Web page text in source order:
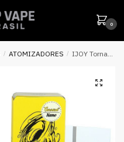
0
/ ATOMIZADORES / IJOY Tornado Nano Chip Coil & RTA Tank